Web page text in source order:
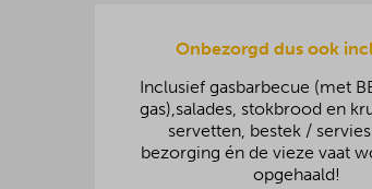
Onbezorgd dus ook
Inclusief gasbarbecue (met
gas),salades, stokbrood en
servetten, bestek /
bezorging én de vieze vaat
opgehaald!